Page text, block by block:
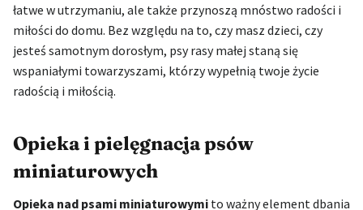
łatwe w utrzymaniu, ale także przynoszą mnóstwo radości i
miłości do domu. Bez względu na to, czy masz dzieci, czy
jesteś samotnym dorosłym, psy rasy małej staną się
wspaniałymi towarzyszami, którzy wypełnią twoje życie
radością i miłością.
Opieka i pielęgnacja psów
miniaturowych
Opieka nad psami miniaturowymi to ważny element dbania